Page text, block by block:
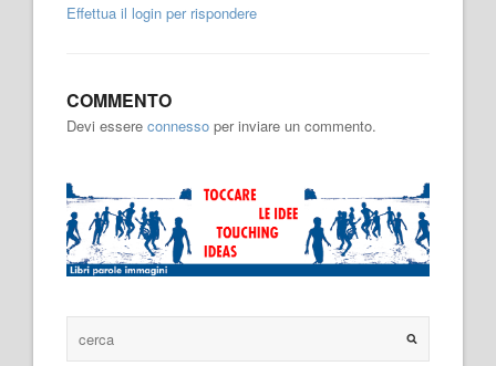
Effettua il login per rispondere
COMMENTO
Devi essere connesso per inviare un commento.